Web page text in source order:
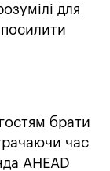
для
брати
час
AHEAD